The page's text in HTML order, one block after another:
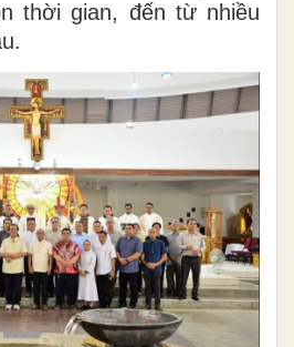
thời gian, đến từ nhiều